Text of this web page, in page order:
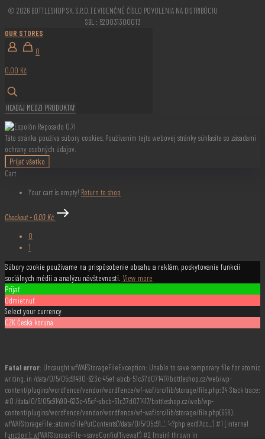
© 2026 BOTTLESHOP SK, S.R.O. | EVIDENČNÉ ČÍSLO POVOLENIA NA DISTRIBÚCIU
SBL : 520031300013
OUR STORES
0
0,00 Kč
Táto stránka používa súbory cookies. Používaním tejto webovej stránky súhlasíte so zásadami
ochrany osobných údajov.
Prijať všetko
Cart
Your cart is empty! Return to shop
Checkout-0,00 Kč
0
1
Súbory cookie používame na prispôsobenie obsahu a reklám, poskytovanie funkcií
sociálnych médií a analýzu návštevnosti. View more
Prijať
Odmietnuť
Select your currency
CZKČeská koruna
Fatal error: Uncaught wfWAFStorageFileException: Unable to save temporary file for atomic
writing. in /data/0/5/05c91490-623c-45ef-abcb-51c37d071417/bottleshop.cz/web/wp-
content/plugins/wordfence/vendor/wordfence/wf-waf/src/lib/storage/file.php:34 Stack trace:
#0 /data/0/5/05c91490-623c-45ef-abcb-51c37d071417/bottleshop.cz/web/wp-
content/plugins/wordfence/vendor/wordfence/wf-waf/src/lib/storage/file.php(658):
wfWAFStorageFile::atomicFilePutContents('/data/0/5/05c91...', '<?php exit('Acc...') #1 [internal
function]: wfWAFStorageFile->saveConfig('livewaf') #2 {main} thrown in